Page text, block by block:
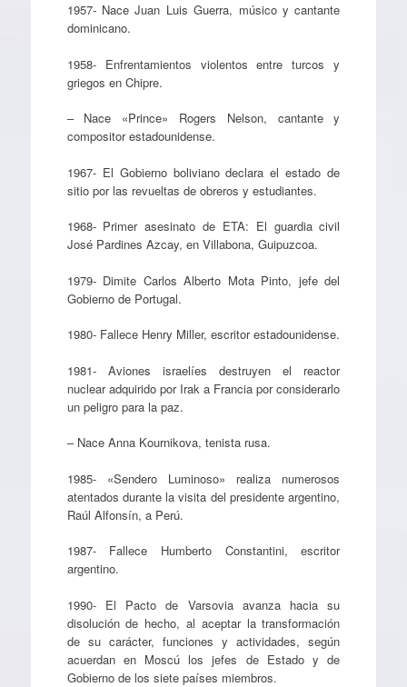
1957- Nace Juan Luis Guerra, músico y cantante
dominicano.
1958- Enfrentamientos violentos entre turcos y
griegos en Chipre.
– Nace «Prince» Rogers Nelson, cantante y
compositor estadounidense.
1967- El Gobierno boliviano declara el estado de
sitio por las revueltas de obreros y estudiantes.
1968- Primer asesinato de ETA: El guardia civil
José Pardines Azcay, en Villabona, Guipuzcoa.
1979- Dimite Carlos Alberto Mota Pinto, jefe del
Gobierno de Portugal.
1980- Fallece Henry Miller, escritor estadounidense.
1981- Aviones israelíes destruyen el reactor
nuclear adquirido por Irak a Francia por considerarlo
un peligro para la paz.
– Nace Anna Kournikova, tenista rusa.
1985- «Sendero Luminoso» realiza numerosos
atentados durante la visita del presidente argentino,
Raúl Alfonsín, a Perú.
1987- Fallece Humberto Constantini, escritor
argentino.
1990- El Pacto de Varsovia avanza hacia su
disolución de hecho, al aceptar la transformación
de su carácter, funciones y actividades, según
acuerdan en Moscú los jefes de Estado y de
Gobierno de los siete países miembros.